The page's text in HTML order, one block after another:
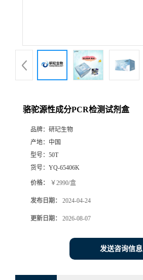
骆驼源性成分PCR检测试剂盒
品牌： 研玘生物
产地： 中国
型号： 50T
货号： YQ-65406K
价格： ￥2990/盒
发布日期： 2024-04-24
更新日期： 2026-08-07
发送咨询信息